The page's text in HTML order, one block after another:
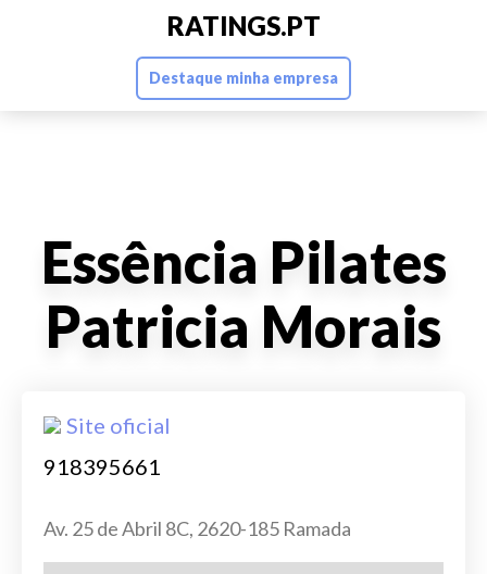
RATINGS.PT
Destaque minha empresa
Essência Pilates
Patricia Morais
Site oficial
918395661
Av. 25 de Abril 8C, 2620-185 Ramada